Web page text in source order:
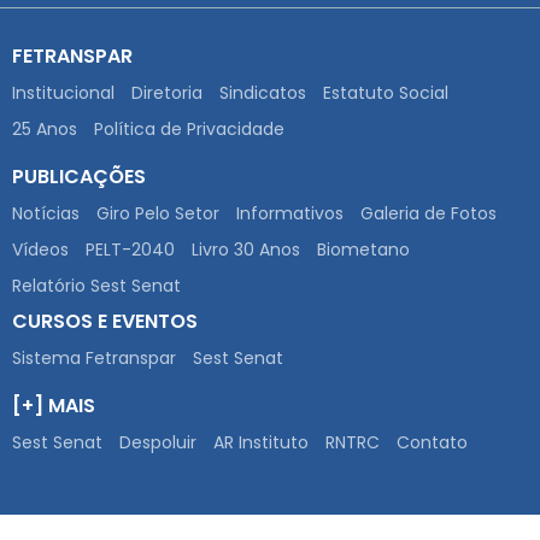
2º Representante: José Enor de Oliveira
SEGUIPAR
1º Representante: Cláudio Andreatta
FETRANSPAR
Institucional Diretoria Sindicatos
Estatuto Social
25 Anos
Política de Privacidade
PUBLICAÇÕES
Notícias Giro Pelo Setor Informativos
Galeria de Fotos
Vídeos
PELT-2040 Livro 30 Anos
Biometano
Relatório Sest Senat
CURSOS E EVENTOS
Sistema Fetranspar Sest Senat
[+] MAIS
Sest Senat Despoluir AR Instituto RNTRC Contato